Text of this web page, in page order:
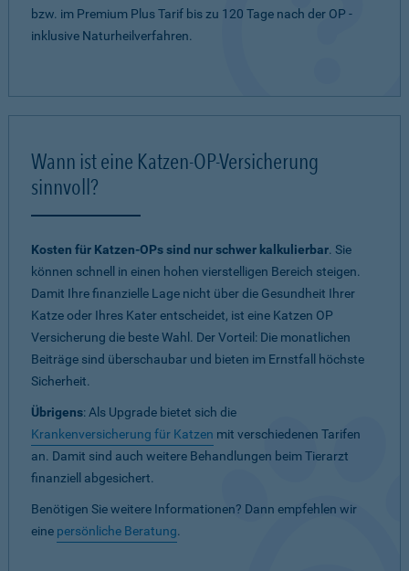
bzw. im Premium Plus Tarif bis zu 120 Tage nach der OP -
inklusive Naturheilverfahren.
Wann ist eine Katzen-OP-Versicherung
sinnvoll?
Kosten für Katzen-OPs sind nur schwer kalkulierbar. Sie
können schnell in einen hohen vierstelligen Bereich steigen.
Damit Ihre finanzielle Lage nicht über die Gesundheit Ihrer
Katze oder Ihres Kater entscheidet, ist eine Katzen OP
Versicherung die beste Wahl. Der Vorteil: Die monatlichen
Beiträge sind überschaubar und bieten im Ernstfall höchste
Sicherheit.
Übrigens: Als Upgrade bietet sich die
Krankenversicherung für Katzen mit verschiedenen Tarifen
an. Damit sind auch weitere Behandlungen beim Tierarzt
finanziell abgesichert.
Benötigen Sie weitere Informationen? Dann empfehlen wir
eine persönliche Beratung.